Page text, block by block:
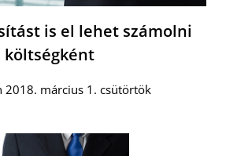
is el lehet számolni
költségként
2018. március 1. csütörtök